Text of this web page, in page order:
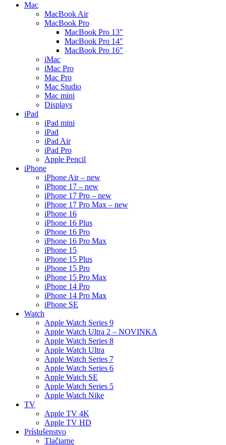
Mac
MacBook Air
MacBook Pro
MacBook Pro 13″
MacBook Pro 14″
MacBook Pro 16″
iMac
iMac Pro
Mac Pro
Mac Studio
Mac mini
Displays
iPad
iPad mini
iPad
iPad Air
iPad Pro
Apple Pencil
iPhone
iPhone Air – new
iPhone 17 – new
iPhone 17 Pro – new
iPhone 17 Pro Max – new
iPhone 16
iPhone 16 Plus
iPhone 16 Pro
iPhone 16 Pro Max
iPhone 15
iPhone 15 Plus
iPhone 15 Pro
iPhone 15 Pro Max
iPhone 14 Pro
iPhone 14 Pro Max
iPhone SE
Watch
Apple Watch Series 9
Apple Watch Ultra 2 – NOVINKA
Apple Watch Series 8
Apple Watch Ultra
Apple Watch Series 7
Apple Watch Series 6
Apple Watch SE
Apple Watch Series 5
Apple Watch Nike
TV
Apple TV 4K
Apple TV HD
Príslušenstvo
Tlačiarne